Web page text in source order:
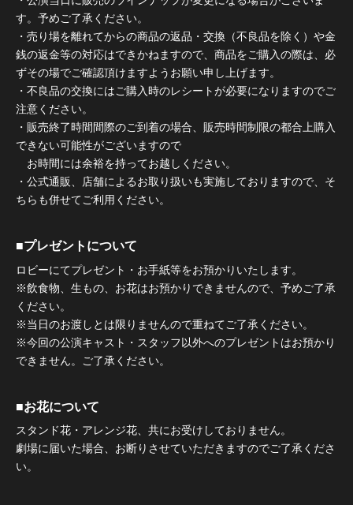
す。予めご了承ください。
・売り場を離れてからの商品の返品・交換（不良品を除く）や金
銭の返金等の対応はできかねますので、商品をご購入の際は、必
ずその場でご確認頂けますようお願い申し上げます。
・不良品の交換にはご購入時のレシートが必要になりますのでご
注意ください。
・販売終了時間間際のご到着の場合、販売時間制限の都合上購入
できない可能性がございますので
お時間には余裕を持ってお越しください。
・公式通販、店舗によるお取り扱いも実施しておりますので、そ
ちらも併せてご利用ください。
■プレゼントについて
ロビーにてプレゼント・お手紙等をお預かりいたします。
※飲食物、生もの、お花はお預かりできませんので、予めご了承
ください。
※当日のお渡しとは限りませんので重ねてご了承ください。
※今回の公演キャスト・スタッフ以外へのプレゼントはお預かり
できません。ご了承ください。
■お花について
スタンド花・アレンジ花、共にお受けしておりません。
劇場に届いた場合、お断りさせていただきますのでご了承くださ
い。